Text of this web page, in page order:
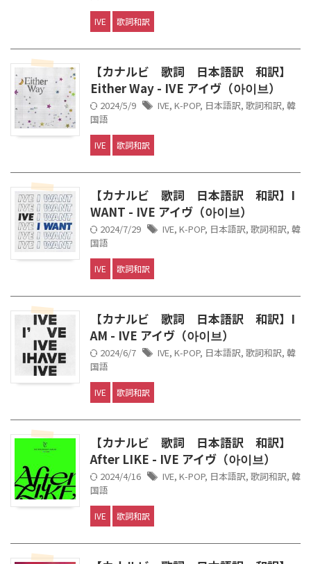
IVE 歌詞和訳
【カナルビ 歌詞 日本語訳 和訳】
Either Way - IVE アイヴ（아이브）
2024/5/9 IVE, K-POP, 日本語訳, 歌詞和訳, 韓
国語
IVE 歌詞和訳
【カナルビ 歌詞 日本語訳 和訳】I
WANT - IVE アイヴ（아이브）
2024/7/29 IVE, K-POP, 日本語訳, 歌詞和訳, 韓
国語
IVE 歌詞和訳
【カナルビ 歌詞 日本語訳 和訳】I
AM - IVE アイヴ（아이브）
2024/6/7 IVE, K-POP, 日本語訳, 歌詞和訳, 韓
国語
IVE 歌詞和訳
【カナルビ 歌詞 日本語訳 和訳】
After LIKE - IVE アイヴ（아이브）
2024/4/16 IVE, K-POP, 日本語訳, 歌詞和訳, 韓
国語
IVE 歌詞和訳